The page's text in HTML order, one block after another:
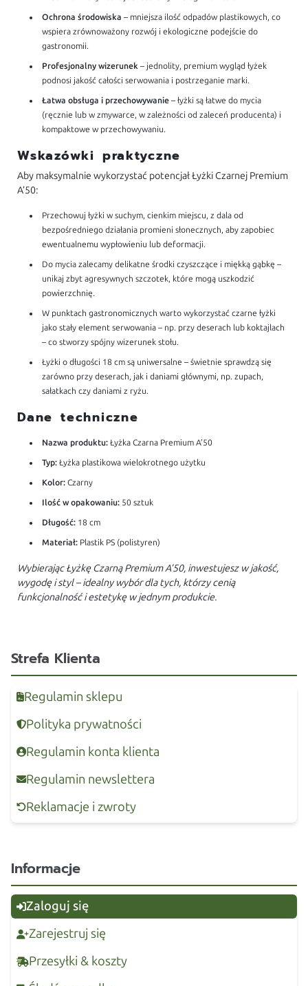
Ochrona środowiska – mniejsza ilość odpadów plastikowych, co
wspiera zrównoważony rozwój i ekologiczne podejście do
gastronomii.
Profesjonalny wizerunek – jednolity, premium wygląd łyżek
podnosi jakość całości serwowania i postrzeganie marki.
Łatwa obsługa i przechowywanie – łyżki są łatwe do mycia
(ręcznie lub w zmywarce, w zależności od zaleceń producenta) i
kompaktowe w przechowywaniu.
Wskazówki praktyczne
Aby maksymalnie wykorzystać potencjał Łyżki Czarnej Premium
A’50:
Przechowuj łyżki w suchym, cienkim miejscu, z dala od
bezpośredniego działania promieni słonecznych, aby zapobiec
ewentualnemu wypłowieniu lub deformacji.
Do mycia zalecamy delikatne środki czyszczące i miękką gąbkę –
unikaj zbyt agresywnych szczotek, które mogą uszkodzić
powierzchnię.
W punktach gastronomicznych warto wykorzystać czarne łyżki
jako stały element serwowania – np. przy deserach lub koktajlach
– co stworzy spójny wizerunek stołu.
Łyżki o długości 18 cm są uniwersalne – świetnie sprawdzą się
zarówno przy deserach, jak i daniami głównymi, np. zupach,
sałatkach czy daniami z ryżu.
Dane techniczne
Nazwa produktu: Łyżka Czarna Premium A’50
Typ: Łyżka plastikowa wielokrotnego użytku
Kolor: Czarny
Ilość w opakowaniu: 50 sztuk
Długość: 18 cm
Materiał: Plastik PS (polistyren)
Wybierając Łyżkę Czarną Premium A’50, inwestujesz w jakość,
wygodę i styl – idealny wybór dla tych, którzy cenią
funkcjonalność i estetykę w jednym produkcie.
Strefa Klienta
Regulamin sklepu
Polityka prywatności
Regulamin konta klienta
Regulamin newslettera
Reklamacje i zwroty
Informacje
Zaloguj się
Zarejestruj się
Przesyłki & koszty